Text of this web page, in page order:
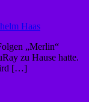
Haas
„Merlin“
zu Hause hatte.
[…]